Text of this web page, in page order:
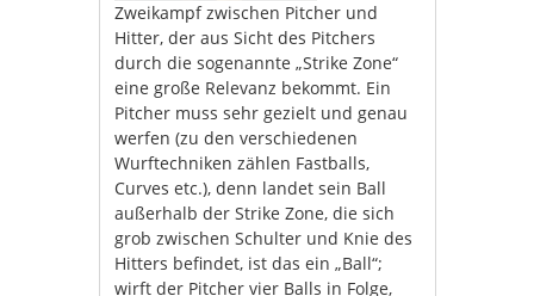
Zweikampf zwischen Pitcher und
Hitter, der aus Sicht des Pitchers
durch die sogenannte „Strike Zone“
eine große Relevanz bekommt. Ein
Pitcher muss sehr gezielt und genau
werfen (zu den verschiedenen
Wurftechniken zählen Fastballs,
Curves etc.), denn landet sein Ball
außerhalb der Strike Zone, die sich
grob zwischen Schulter und Knie des
Hitters befindet, ist das ein „Ball“;
wirft der Pitcher vier Balls in Folge,